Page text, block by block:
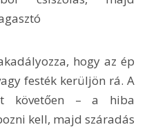
festék kerüljön rá. A
követően – a hiba
kell, majd száradás